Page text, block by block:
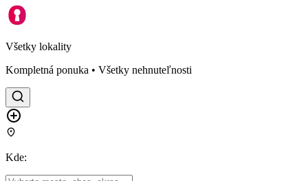
Všetky lokality
Kompletná ponuka • Všetky nehnuteľnosti
Kde: